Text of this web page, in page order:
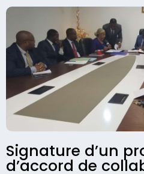
Signature d’un
d’accord de